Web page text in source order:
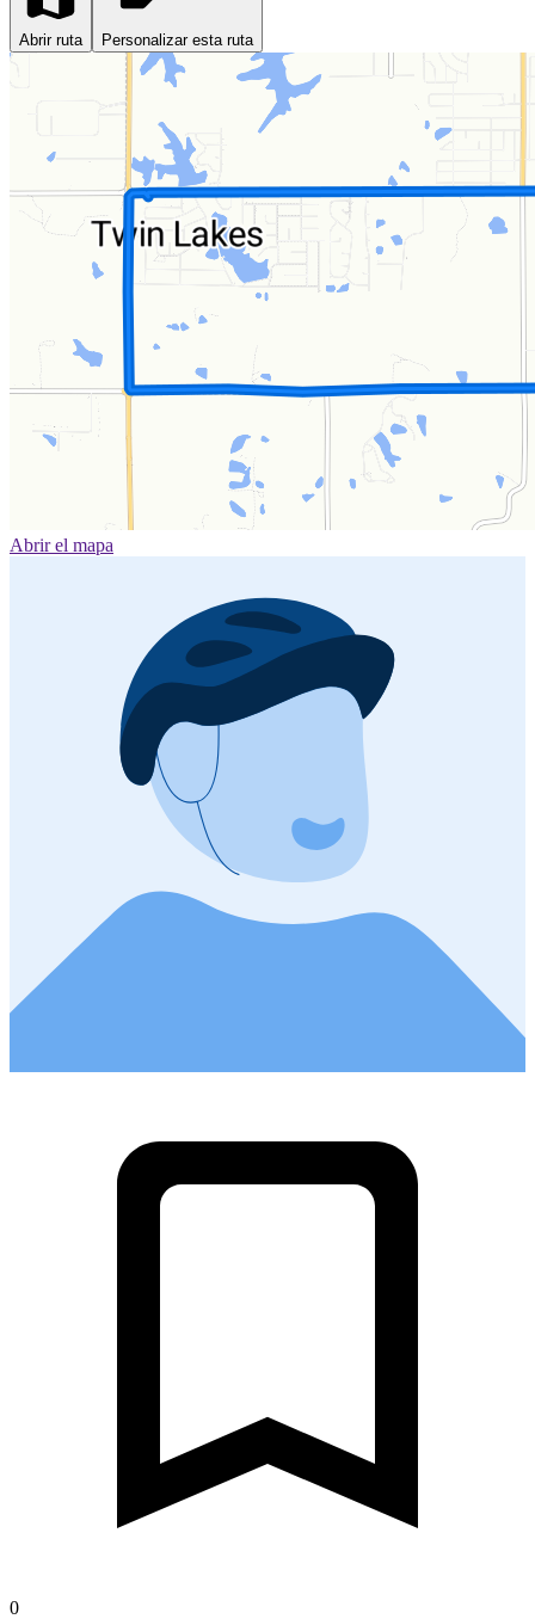
Abrir ruta Personalizar esta ruta
Abrir el mapa
0